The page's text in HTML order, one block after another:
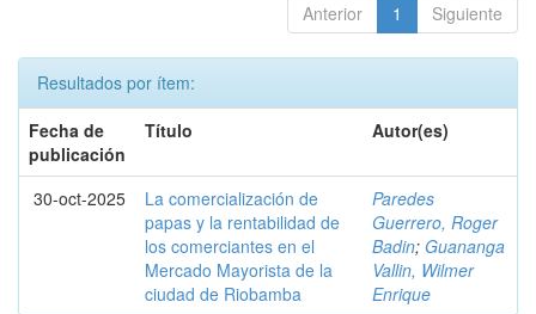
Anterior 1 Siguiente
Resultados por ítem:
Fecha de
publicación
Título Autor(es)
30-oct-2025
La comercialización de
papas y la rentabilidad de
los comerciantes en el
Mercado Mayorista de la
ciudad de Riobamba
Paredes
Guerrero, Roger
Badin; Guananga
Vallin, Wilmer
Enrique